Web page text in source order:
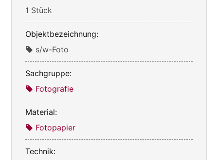
1 Stück
Objektbezeichnung:
s/w-Foto
Sachgruppe:
Fotografie
Material:
Fotopapier
Technik: